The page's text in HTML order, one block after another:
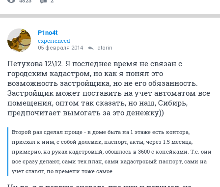
P1no4t
experienced
05 февраля 2014 atarin
Петухова 12\12. Я последнее время не связан с
городским кадастром, но как я понял это
возможность застройщика, но не его обязанность.
Застройщик может поставить на учет автоматом все
помещения, оптом так сказать, но наш, Сибирь,
предпочитает вымогать за это денежку))
Второй раз сделал проще - в доме быта на 1 этаже есть контора,
приехал к ним, с собой долевик, паспорт, акты, через 1.5 месяца,
примерно, на руках кадстровый, обошлось в 3600 с копейками. Т.е. они
все сразу делают, сами тех.план, сами кадастровый паспорт, сами на
учет ставят, по времени тоже самое.